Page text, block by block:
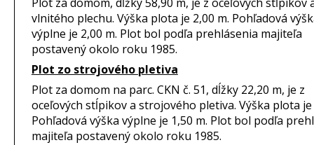
vlnitého plechu. Výška plota je 2,00 m. Pohľadová
výplne je 2,00 m. Plot bol podľa prehlásenia majiteľa
postavený okolo roku 1985.
Plot zo strojového pletiva
Plot za domom na parc. CKN č. 51, dĺžky 22,20 m, je z
oceľových stĺpikov a strojového pletiva. Výška plota je
Pohľadová výška výplne je 1,50 m. Plot bol podľa
majiteľa postavený okolo roku 1985.